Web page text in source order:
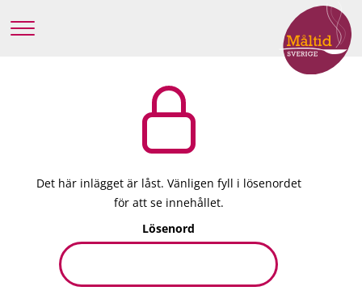
Det här inlägget är låst. Vänligen fyll i lösenordet
för att se innehållet.
Lösenord